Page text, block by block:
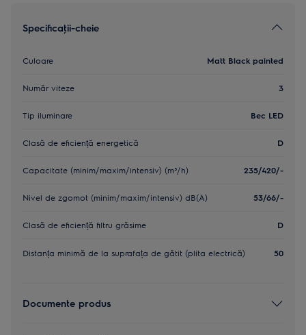
Specificaţii-cheie
Culoare Matt Black painted
Număr viteze 3
Tip iluminare Bec LED
Clasă de eficiență energetică D
Capacitate (minim/maxim/intensiv) (m³/h) 235/420/-
Nivel de zgomot (minim/maxim/intensiv) dB(A) 53/66/-
Clasă de eficiență filtru grăsime D
Distanța minimă de la suprafața de gătit (plita electrică) 50
Documente produs